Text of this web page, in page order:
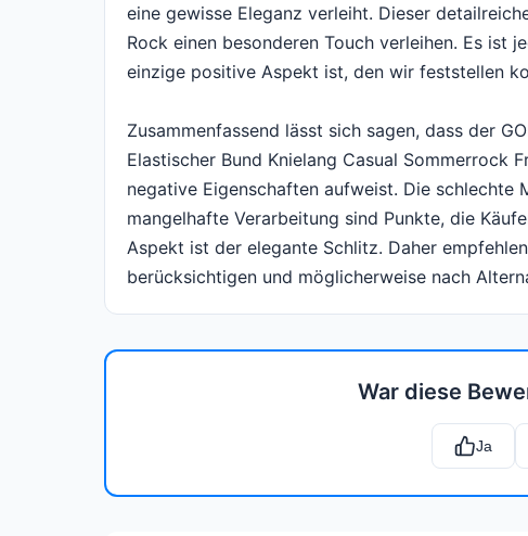
eine gewisse Eleganz verleiht. Dieser
Rock einen besonderen Touch verleihen. Es ist
einzige positive Aspekt ist, den wir feststellen
Zusammenfassend lässt sich sagen, dass der
Elastischer Bund Knielang Casual Sommerrock
negative Eigenschaften aufweist. Die
mangelhafte Verarbeitung sind Punkte, die
Aspekt ist der elegante Schlitz. Daher
berücksichtigen und möglicherweise nach
War diese
Ja